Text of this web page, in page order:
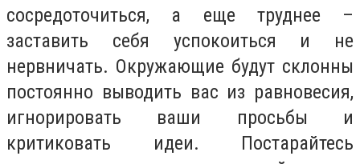
сосредоточиться, а еще труднее –
заставить себя успокоиться и не
нервничать. Окружающие будут склонны
постоянно выводить вас из равновесия,
игнорировать ваши просьбы и
критиковать идеи. Постарайтесь